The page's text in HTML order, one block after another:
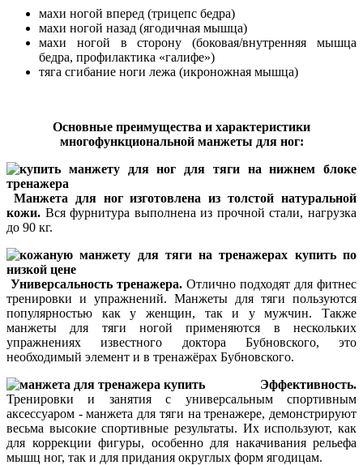
махи ногой вперед (трицепс бедра)
махи ногой назад (ягодичная мышца)
махи ногой в сторону (боковая/внутренняя мышца
бедра, профилактика «галифе»)
тяга сгибание ноги лежа (икроножная мышца)
Основные преимущества и характеристики
многофункциональной манжеты для ног:
Манжета для ног изготовлена из толстой натуральной
кожи. Вся фурнитура выполнена из прочной стали, нагрузка
до 90 кг.
Универсальность тренажера. Отлично подходят для фитнес
тренировки и упражнений. Манжеты для тяги пользуются
популярностью как у женщин, так и у мужчин. Также
манжеты для тяги ногой применяются в нескольких
упражнениях известного доктора Бубновского, это
необходимый элемент и в тренажёрах Бубновского.
Эффективность.
Тренировки и занятия с универсальным спортивным
аксессуаром - манжета для тяги на тренажере, демонстрируют
весьма высокие спортивные результаты. Их используют, как
для коррекции фигуры, особенно для накачивания рельефа
мышц ног, так и для придания округлых форм ягодицам.